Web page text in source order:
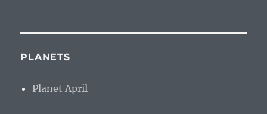
PLANETS
Planet April